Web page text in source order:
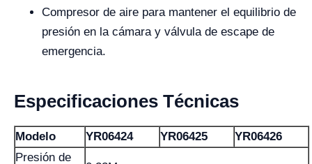
Compresor de aire para mantener el equilibrio de
presión en la cámara y válvula de escape de
emergencia.
Especificaciones Técnicas
Modelo YR06424 YR06425
YR06426
Presión de